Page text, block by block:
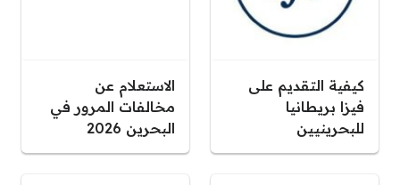
كيفية التقديم على
فيزا بريطانيا
للبحرينيين
الاستعلام عن
مخالفات المرور في
البحرين 2026